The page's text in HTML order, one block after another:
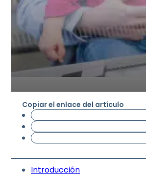
Copiar el enlace del artículo
Introducción